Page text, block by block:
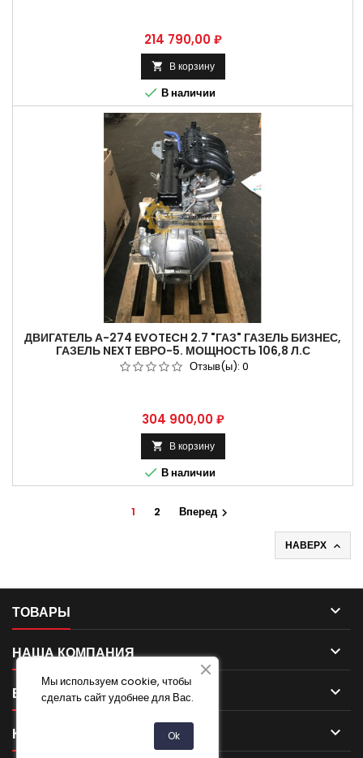
Цена
214 790,00 ₽
 В корзину
 В наличии
ДВИГАТЕЛЬ А-274 EVOTECH 2.7 "ГАЗ" ГАЗЕЛЬ БИЗНЕС,
ГАЗЕЛЬ NEXT ЕВРО-5. МОЩНОСТЬ 106,8 Л.С
Отзыв(ы): 0
Цена
304 900,00 ₽
 В корзину
 В наличии
1 2 Вперед 
НАВЕРХ 
ТОВАРЫ 
НАША КОМПАНИЯ 
ВАША УЧЕТНАЯ ЗАПИСЬ 
КОНТАКТ 
Мы используем cookie, чтобы
сделать сайт удобнее для Вас.
Ok